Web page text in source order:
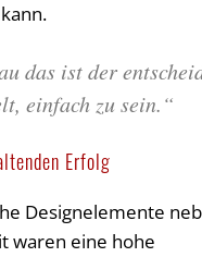
das ist der
einfach zu sein.“
Erfolg
Designelemente
waren eine hohe